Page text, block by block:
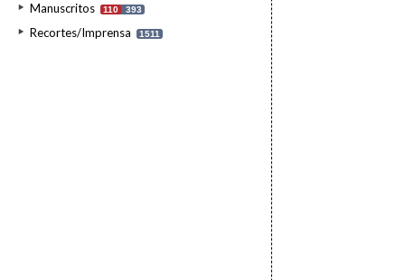
Manuscritos 110 393
Recortes/Imprensa 1511